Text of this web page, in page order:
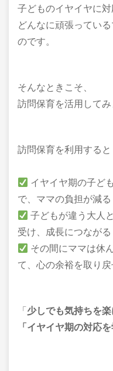
子どものイヤイヤに対
どんなに頑張ってい
のです。
そんなときこそ、
訪問保育を活用してみ
訪問保育を利用すると
イヤイヤ期の子ど
で、ママの負担が減る
子どもが違う大人
受け、成長につながる
その間にママは休
て、心の余裕を取り戻
「 少しでも気持ちを楽
「イヤイヤ期の対応を